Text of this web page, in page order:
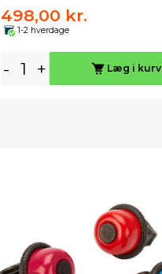
498,00 kr.
1-2 hverdage
- + Læg i kurv